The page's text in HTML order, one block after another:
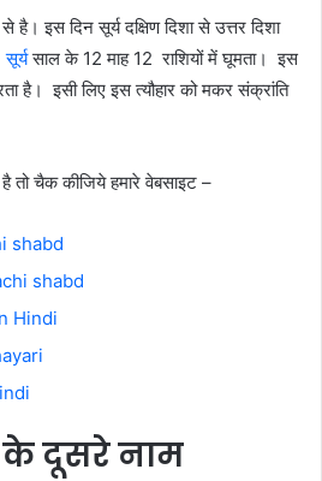
है। इस दिन सूर्य दक्षिण दिशा से उत्तर दिशा
सूर्यसाल के 12 माह 12 राशियों में घूमता। इस
है। इसी लिए इस त्यौहार को मकर संक्रांति
चैक कीजिये हमारे वेबसाइट –
shabd
shabd
Hindi
के दूसरे नाम